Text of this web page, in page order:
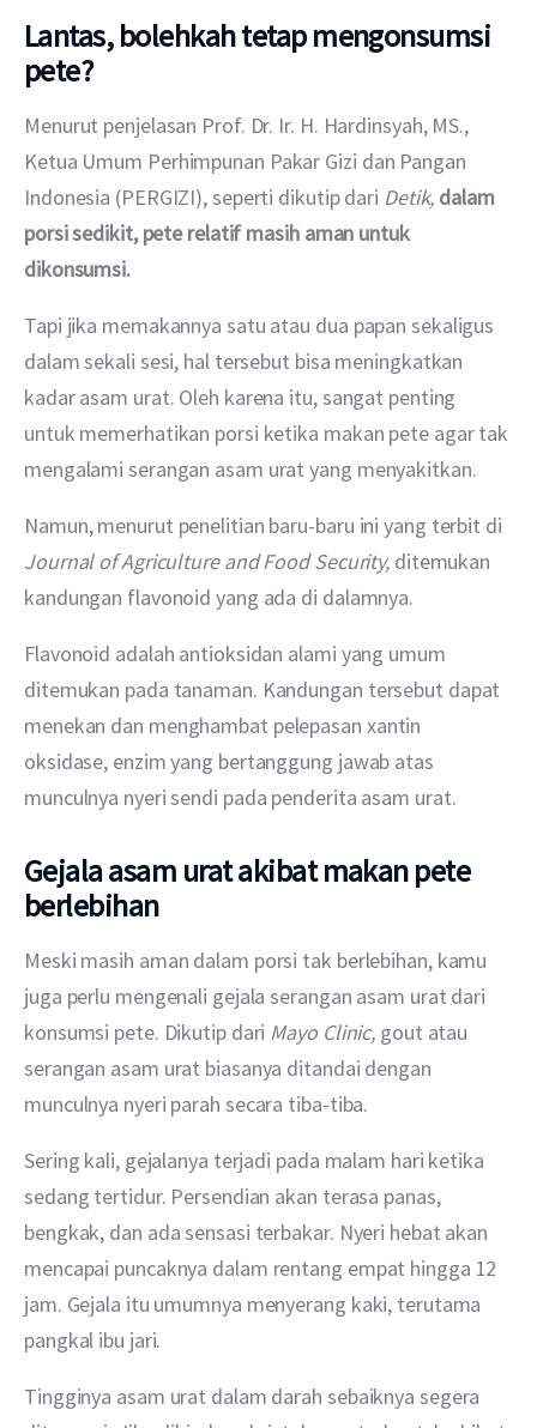
Lantas, bolehkah tetap mengonsumsi
pete?
Menurut penjelasan Prof. Dr. Ir. H. Hardinsyah, MS.,
Ketua Umum Perhimpunan Pakar Gizi dan Pangan
Indonesia (PERGIZI), seperti dikutip dari Detik, dalam
porsi sedikit, pete relatif masih aman untuk
dikonsumsi.
Tapi jika memakannya satu atau dua papan sekaligus
dalam sekali sesi, hal tersebut bisa meningkatkan
kadar asam urat. Oleh karena itu, sangat penting
untuk memerhatikan porsi ketika makan pete agar tak
mengalami serangan asam urat yang menyakitkan.
Namun, menurut penelitian baru-baru ini yang terbit di
Journal of Agriculture and Food Security, ditemukan
kandungan flavonoid yang ada di dalamnya.
Flavonoid adalah antioksidan alami yang umum
ditemukan pada tanaman. Kandungan tersebut dapat
menekan dan menghambat pelepasan xantin
oksidase, enzim yang bertanggung jawab atas
munculnya nyeri sendi pada penderita asam urat.
Gejala asam urat akibat makan pete
berlebihan
Meski masih aman dalam porsi tak berlebihan, kamu
juga perlu mengenali gejala serangan asam urat dari
konsumsi pete. Dikutip dari Mayo Clinic, gout atau
serangan asam urat biasanya ditandai dengan
munculnya nyeri parah secara tiba-tiba.
Sering kali, gejalanya terjadi pada malam hari ketika
sedang tertidur. Persendian akan terasa panas,
bengkak, dan ada sensasi terbakar. Nyeri hebat akan
mencapai puncaknya dalam rentang empat hingga 12
jam. Gejala itu umumnya menyerang kaki, terutama
pangkal ibu jari.
Tingginya asam urat dalam darah sebaiknya segera